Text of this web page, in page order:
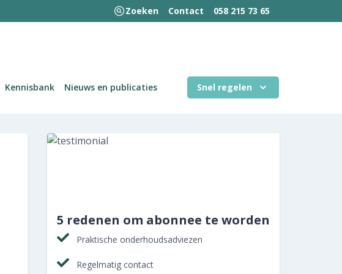
Zoeken Contact 058 215 73 65
Kennisbank Nieuws en publicaties Snel regelen
5 redenen om abonnee te worden
Praktische onderhoudsadviezen
Regelmatig contact